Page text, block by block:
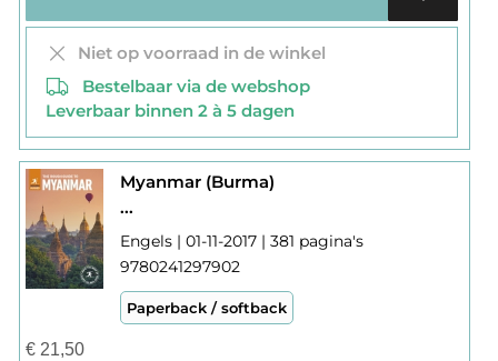
Niet op voorraad in de winkel
Bestelbaar via de webshop
Leverbaar binnen 2 à 5 dagen
Myanmar (Burma)
...
Engels | 01-11-2017 | 381 pagina's
9780241297902
Paperback / softback
€21,50